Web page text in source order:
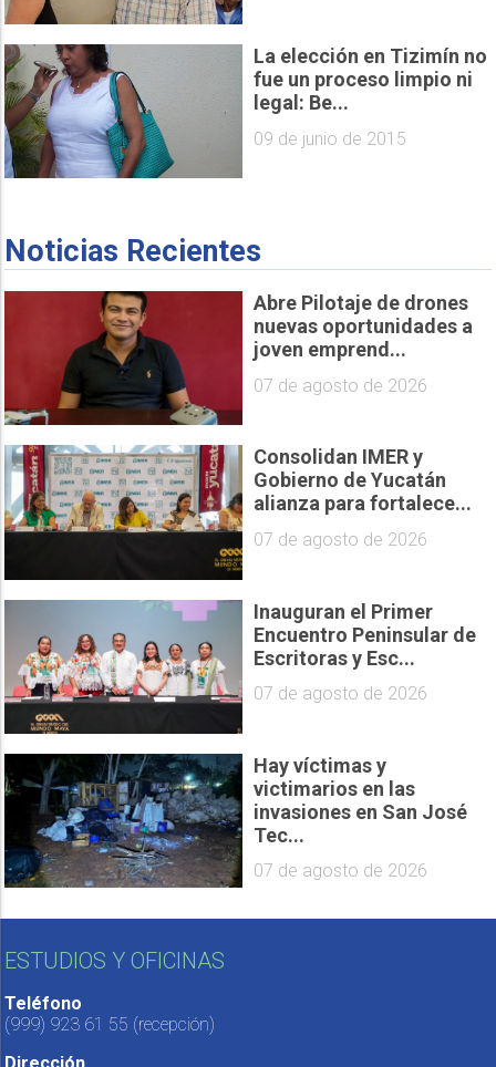
La elección en Tizimín no
fue un proceso limpio ni
legal: Be...
09 de junio de 2015
Noticias Recientes
Abre Pilotaje de drones
nuevas oportunidades a
joven emprend...
07 de agosto de 2026
Consolidan IMER y
Gobierno de Yucatán
alianza para fortalece...
07 de agosto de 2026
Inauguran el Primer
Encuentro Peninsular de
Escritoras y Esc...
07 de agosto de 2026
Hay víctimas y
victimarios en las
invasiones en San José
Tec...
07 de agosto de 2026
ESTUDIOS Y OFICINAS
Teléfono
(999) 923 61 55 (recepción)
Dirección